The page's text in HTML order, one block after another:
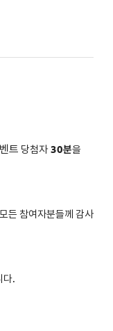
트 당첨자 30분을
든 참여자분들께 감사
다.